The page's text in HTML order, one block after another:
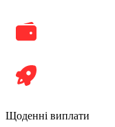
Щоденні виплати